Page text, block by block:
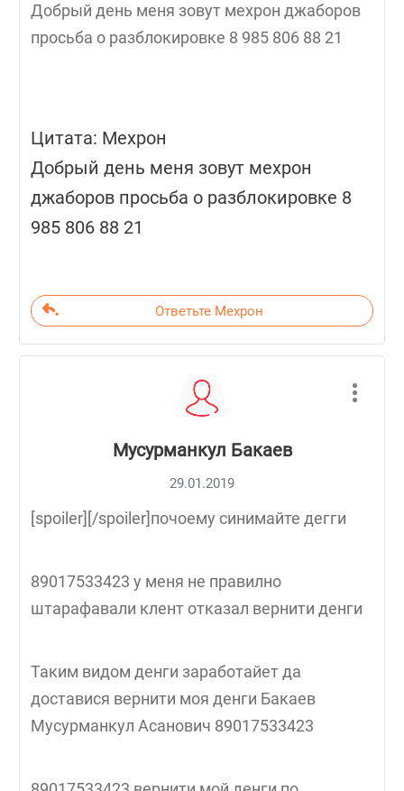
Добрый день меня зовут мехрон джаборов
просьба о разблокировке 8 985 806 88 21
Цитата: Мехрон
Добрый день меня зовут мехрон
джаборов просьба о разблокировке 8
985 806 88 21
Ответьте Мехрон
Мусурманкул Бакаев
29.01.2019
[spoiler][/spoiler]почоему синимайте дегги
89017533423 у меня не правилно
штарафавали клент отказал вернити денги
Таким видом денги заработайет да
доставися вернити моя денги Бакаев
Мусурманкул Асанович 89017533423